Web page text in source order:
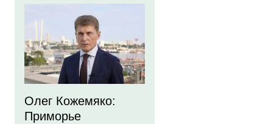
Олег Кожемяко:
Приморье